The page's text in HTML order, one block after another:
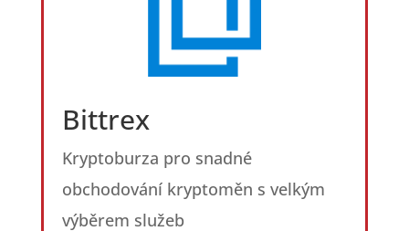
Bittrex
Kryptoburza pro snadné
obchodování kryptoměn s velkým
výběrem služeb